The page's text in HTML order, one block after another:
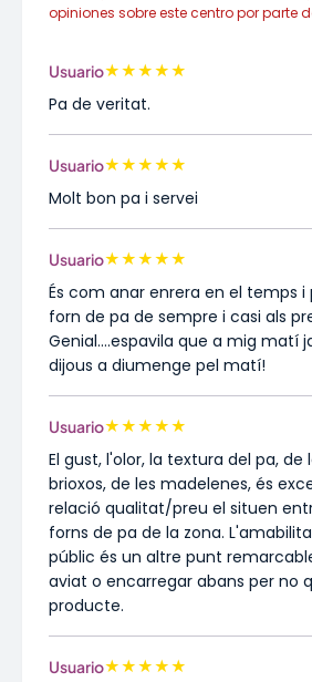
opiniones sobre este centro por parte
Usuario★★★★★
Pa de veritat.
Usuario★★★★★
Molt bon pa i servei
Usuario★★★★★
És com anar enrera en el temps i
forn de pa de sempre i casi als
Genial....espavila que a mig matí
dijous a diumenge pel matí!
Usuario★★★★★
El gust, l'olor, la textura del pa, de
brioxos, de les madelenes, és
relació qualitat/preu el situen
forns de pa de la zona.
públic és un altre punt
aviat o encarregar abans per no
producte.
Usuario★★★★★